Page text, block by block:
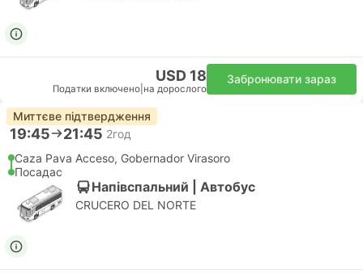
USD 18
Податки включено на дорослого
Забронювати зараз
Миттєве підтвердження
19:45 21:45 2год
Caza Pava Acceso, Gobernador Virasoro
Посадас
Напівспальний | Автобус
CRUCERO DEL NORTE